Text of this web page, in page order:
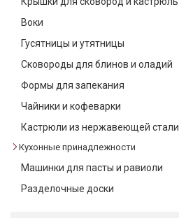
Посуда
Сервировка
приборы
Фарфор
Декор
Воки
Гусятницы и утятницы
Сковороды для блинов и оладий
Формы для запекания
Чайники и кофеварки
Кастрюли из нержавеющей стали
Кухонные принадлежности
Машинки для пасты и равиоли
Разделочные доски